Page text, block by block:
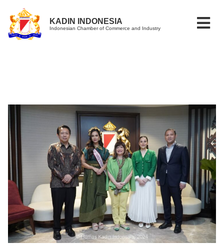
KADIN INDONESIA
Indonesian Chamber of Commerce and Industry